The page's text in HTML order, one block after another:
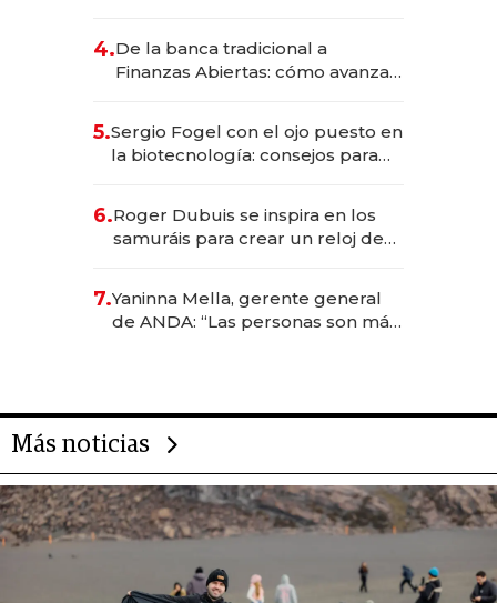
4.De la banca tradicional a
Finanzas Abiertas: cómo avanza
5.Sergio Fogel con el ojo puesto en
la biotecnología: consejos para
6.Roger Dubuis se inspira en los
samuráis para crear un reloj de
7.Yaninna Mella, gerente general
de ANDA: “Las personas son más
Más noticias